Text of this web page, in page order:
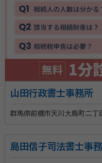
死後の事務手続き、遺産
関するお手続きを全般的
す。 空き家対策や相続
極的に取り組んで参ります
群馬県行政書士会
山田行政書士事務所
群馬県前橋市天川大島町二丁
島田信子司法書士事